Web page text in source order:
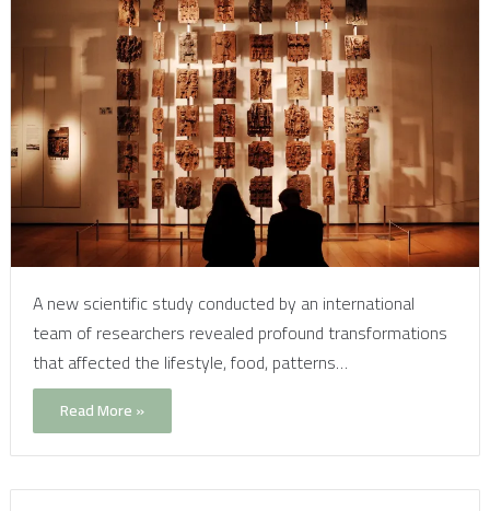
A new scientific study conducted by an international
team of researchers revealed profound transformations
that affected the lifestyle, food, patterns…
Read More »